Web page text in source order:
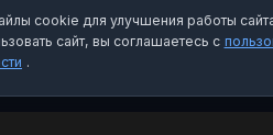
cookie для улучшения работы
сайт, вы соглашаетесь с
.